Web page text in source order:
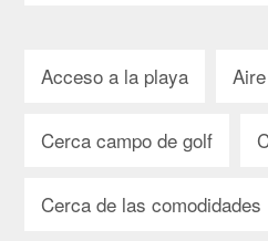
Acceso a la playa
Cerca campo de golf
Cerca de las comodidades